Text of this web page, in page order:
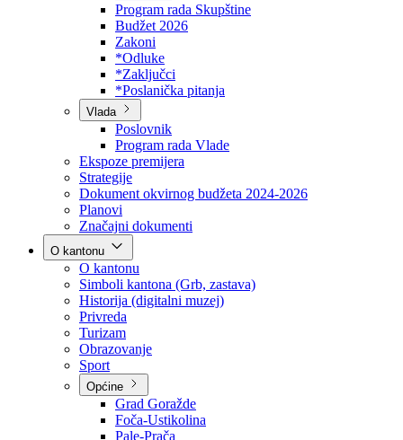
Skupština
Poslovnik
Program rada Skupštine
Budžet 2026
Zakoni
*Odluke
*Zaključci
*Poslanička pitanja
Vlada
Poslovnik
Program rada Vlade
Ekspoze premijera
Strategije
Dokument okvirnog budžeta 2024-2026
Planovi
Značajni dokumenti
O kantonu
O kantonu
Simboli kantona (Grb, zastava)
Historija (digitalni muzej)
Privreda
Turizam
Obrazovanje
Općine